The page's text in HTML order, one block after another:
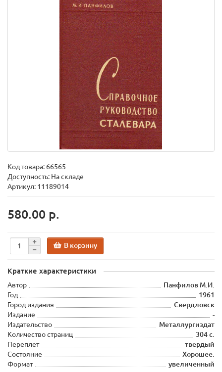
Код товара: 66565
Доступность: На складе
Артикул: 11189014
580.00 р.
В корзину
Краткие характеристики
Автор
Панфилов М.И.
Год
1961
Город издания
Свердловск
Издание
-
Издательство
Металлургиздат
Количество страниц
304 с.
Переплет
твердый
Состояние
Хорошее.
Формат
увеличенный